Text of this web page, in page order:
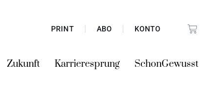
PRINT ABO KONTO
Zukunft Karrieresprung SchonGewusst